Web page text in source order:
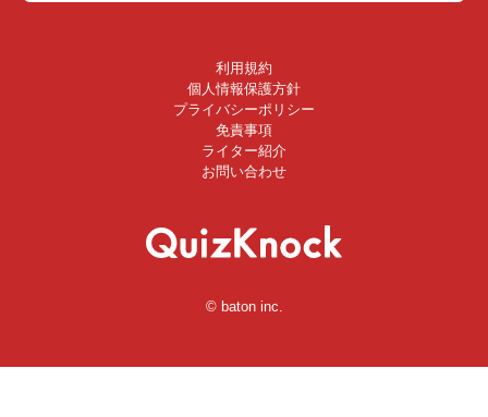
利用規約
個人情報保護方針
プライバシーポリシー
免責事項
ライター紹介
お問い合わせ
© baton inc.